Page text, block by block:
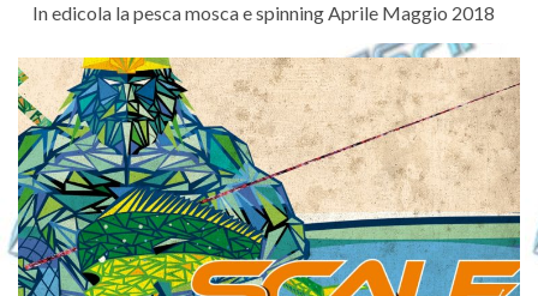
In edicola la pesca mosca e spinning Aprile Maggio 2018